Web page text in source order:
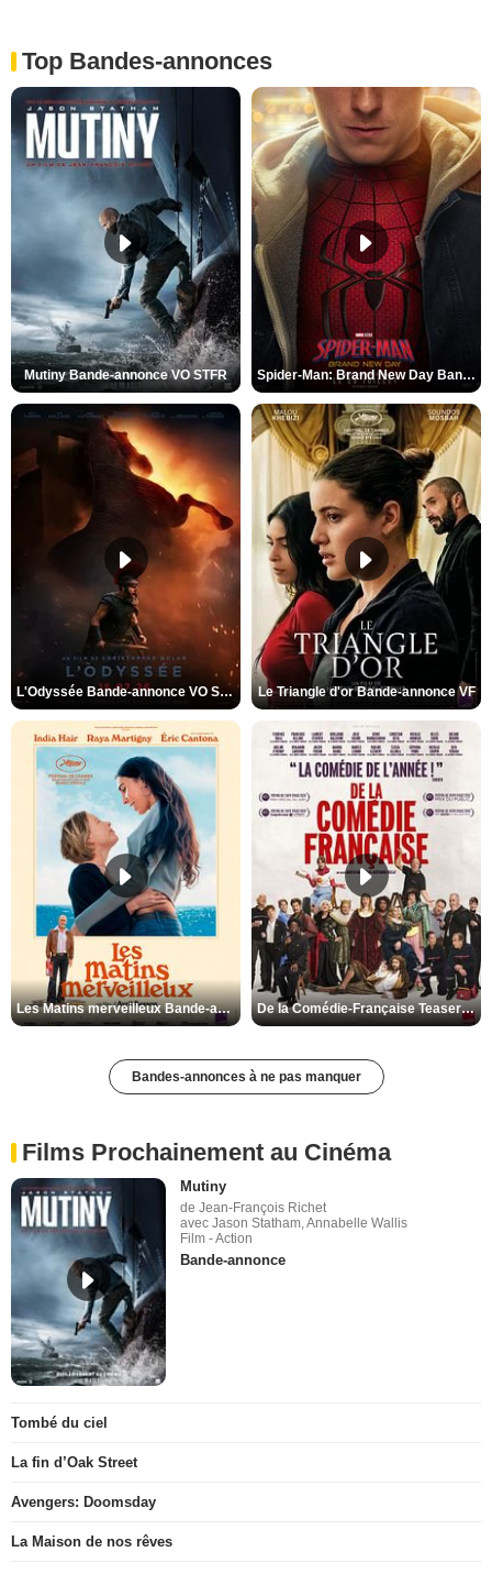
Top Bandes-annonces
Mutiny Bande-annonce VO STFR Spider-Man: Brand New Day Bande-annonce VO STFR
L'Odyssée Bande-annonce VO STFR Le Triangle d'or Bande-annonce VF
Les Matins merveilleux Bande-annonce VF De la Comédie-Française Teaser VF
Bandes-annonces à ne pas manquer
Films Prochainement au Cinéma
Mutiny
de Jean-François Richet
avec Jason Statham, Annabelle Wallis
Film - Action
Bande-annonce
Tombé du ciel
La fin d’Oak Street
Avengers: Doomsday
La Maison de nos rêves